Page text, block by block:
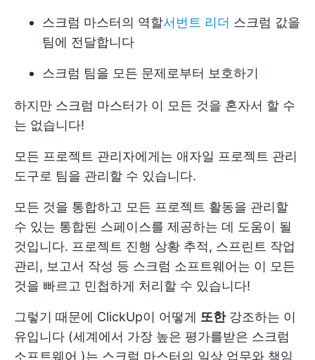
스크럼 마스터의 역할서번트 리더 스크럼 값을
팀에 전달합니다
스크럼 팀을 모든 문제로부터 보호하기
하지만 스크럼 마스터가 이 모든 것을 혼자서 할 수
는 없습니다!
모든 프로젝트 관리자에게는 애자일 프로젝트 관리
도구로 팀을 관리할 수 있습니다.
모든 것을 통합하고 모든 프로젝트 활동을 관리할
수 있는 통합된 스페이스를 제공하는 데 도움이 될
것입니다. 프로젝트 진행 상황 추적, 스프린트 작업
관리, 보고서 작성 등 스크럼 소프트웨어는 이 모든
것을 빠르고 민첩하게 처리할 수 있습니다!
그렇기 때문에 ClickUp이 어떻게 또한강조하는 이
유입니다 (세계에서 가장 높은 평가를받은 스크럼
소프트웨어 )는 스크럼 마스터의 일상 업무와 책임